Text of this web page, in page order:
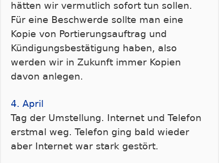
hätten wir vermutlich sofort tun sollen.
Für eine Beschwerde sollte man eine
Kopie von Portierungsauftrag und
Kündigungsbestätigung haben, also
werden wir in Zukunft immer Kopien
davon anlegen.
4. April
Tag der Umstellung. Internet und Telefon
erstmal weg. Telefon ging bald wieder
aber Internet war stark gestört.